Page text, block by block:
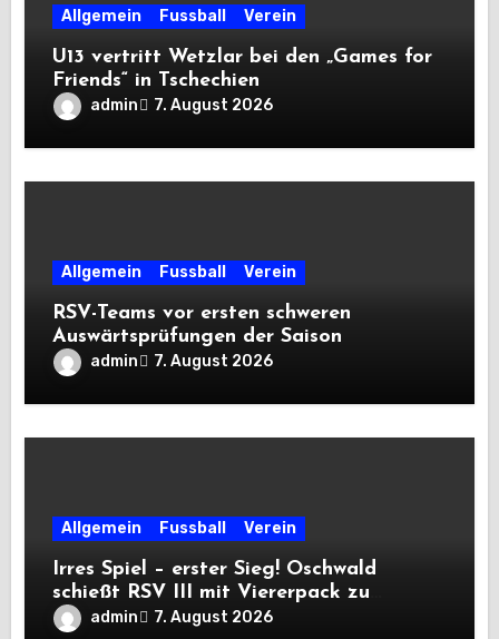
Allgemein Fussball Verein
U13 vertritt Wetzlar bei den „Games for
Friends“ in Tschechien
admin 7. August 2026
Allgemein Fussball Verein
RSV-Teams vor ersten schweren
Auswärtsprüfungen der Saison
admin 7. August 2026
Allgemein Fussball Verein
Irres Spiel – erster Sieg! Oschwald
schießt RSV III mit Viererpack zu
Premiere
admin 7. August 2026